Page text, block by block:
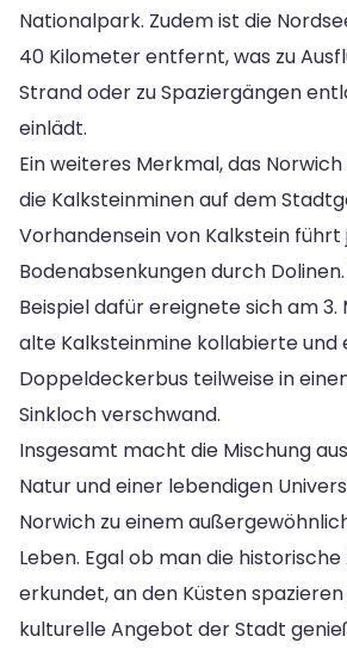
Nationalpark. Zudem ist die
40 Kilometer entfernt, was zu
Strand oder zu Spaziergängen
einlädt.
Ein weiteres Merkmal, das
die Kalksteinminen auf dem
Vorhandensein von Kalkstein führt
Bodenabsenkungen durch
Beispiel dafür ereignete sich am 3.
alte Kalksteinmine kollabierte und
Doppeldeckerbus teilweise in
Sinkloch verschwand.
Insgesamt macht die Mischung
Natur und einer lebendigen
Norwich zu einem
Leben. Egal ob man die
erkundet, an den Küsten
kulturelle Angebot der Stadt